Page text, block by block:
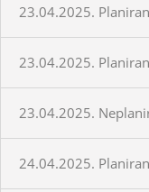
23.04.2025.
23.04.2025.
23.04.2025.
24.04.2025.